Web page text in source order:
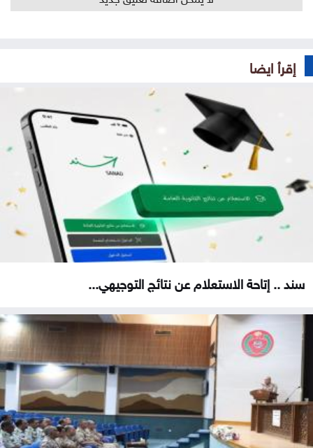
إقرأ ايضا
سند .. إتاحة الاستعلام عن نتائج التوجيهي...